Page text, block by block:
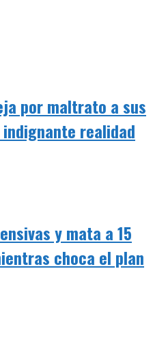
por maltrato a sus
realidad
y mata a 15
choca el plan